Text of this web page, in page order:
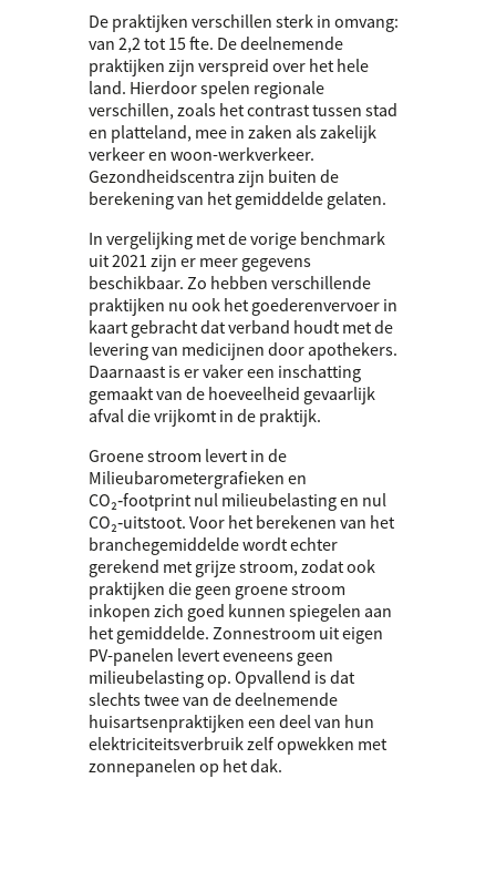
De praktijken verschillen sterk in omvang:
van 2,2 tot 15 fte. De deelnemende
praktijken zijn verspreid over het hele
land. Hierdoor spelen regionale
verschillen, zoals het contrast tussen stad
en platteland, mee in zaken als zakelijk
verkeer en woon-werkverkeer.
Gezondheidscentra zijn buiten de
berekening van het gemiddelde gelaten.
In vergelijking met de vorige benchmark
uit 2021 zijn er meer gegevens
beschikbaar. Zo hebben verschillende
praktijken nu ook het goederenvervoer in
kaart gebracht dat verband houdt met de
levering van medicijnen door apothekers.
Daarnaast is er vaker een inschatting
gemaakt van de hoeveelheid gevaarlijk
afval die vrijkomt in de praktijk.
Groene stroom levert in de
Milieubarometergrafieken en
CO₂‑footprint nul milieubelasting en nul
CO₂‑uitstoot. Voor het berekenen van het
branchegemiddelde wordt echter
gerekend met grijze stroom, zodat ook
praktijken die geen groene stroom
inkopen zich goed kunnen spiegelen aan
het gemiddelde. Zonnestroom uit eigen
PV-panelen levert eveneens geen
milieubelasting op. Opvallend is dat
slechts twee van de deelnemende
huisartsenpraktijken een deel van hun
elektriciteitsverbruik zelf opwekken met
zonnepanelen op het dak.